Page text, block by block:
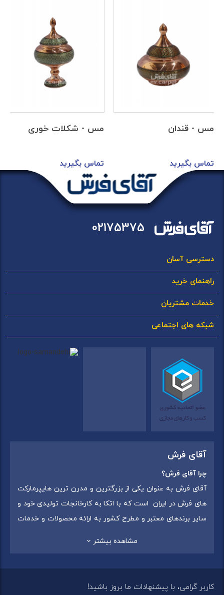
مس - قندان
تماس بگیرید
مس - شکلات خوری
تماس بگیرید
02175375
دسترسی آسان
راهنمای خرید
خدمات مشتریان
شبکه های اجتماعی
آقای فرش
چرا آقای فرش؟
آقای فرش به عنوان یکی از بزرگترین و مدرن ترین هایپرمارکت
های فرش در ایران است که با اتکا به کارخانجات تولیدی خود و
سایر برندهای معتبر و مطرح کشور به ارائه محصولات و خدمات
مشاهده بیشتر
کاربر گرامی، با پیشنهادات ما بروز باشید!